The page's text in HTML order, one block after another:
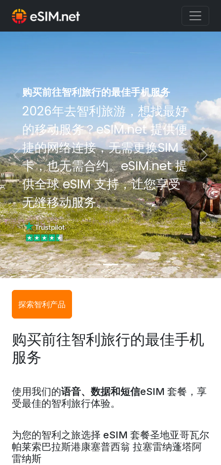
购买前往智利旅行的最佳手机服务
2026年去智利旅游，想找最好
的移动服务？eSIM.net 提供便
捷的网络连接，无需更换SIM
卡，也无需合约。eSIM.net 提
供全球 eSIM 支持，让您享受
无缝移动服务。
购买前往智利旅行的最佳手机服务
2026年去智利旅游，想找最好
的移动服务？eSIM.net 提供便
捷的网络连接，无需更换SIM
卡，也无需合约。eSIM.net 提
供全球 eSIM 支持，让您享受
无缝移动服务。
Previous Next
探索智利产品
购买前往智利旅行的最佳手机
服务
使用我们的语音、数据和短信eSIM 套餐，享
受最佳的智利旅行体验。
为您的智利之旅选择 eSIM 套餐圣地亚哥瓦尔
帕莱索巴拉斯港康塞普西翁 拉塞雷纳蓬塔阿
雷纳斯